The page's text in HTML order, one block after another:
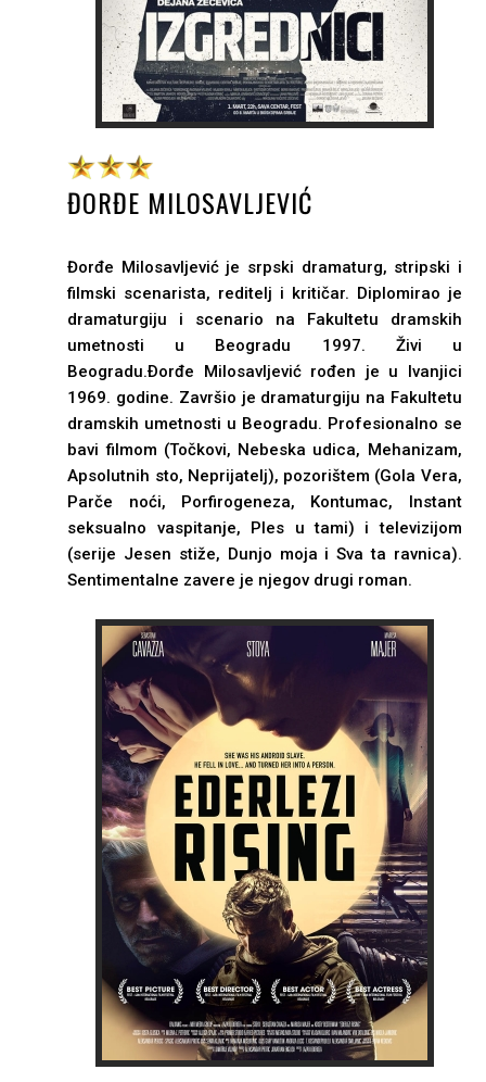
ĐORĐE MILOSAVLJEVIĆ
Đorđe Milosavljević je srpski dramaturg, stripski i
filmski scenarista, reditelj i kritičar. Diplomirao je
dramaturgiju i scenario na Fakultetu dramskih
umetnosti u Beogradu 1997. Živi u
Beogradu.Ðorđe Milosavljević rođen je u Ivanjici
1969. godine. Završio je dramaturgiju na Fakultetu
dramskih umetnosti u Beogradu. Profesionalno se
bavi filmom (Točkovi, Nebeska udica, Mehanizam,
Apsolutnih sto, Neprijatelj), pozorištem (Gola Vera,
Parče noći, Porfirogeneza, Kontumac, Instant
seksualno vaspitanje, Ples u tami) i televizijom
(serije Jesen stiže, Dunjo moja i Sva ta ravnica).
Sentimentalne zavere je njegov drugi roman.